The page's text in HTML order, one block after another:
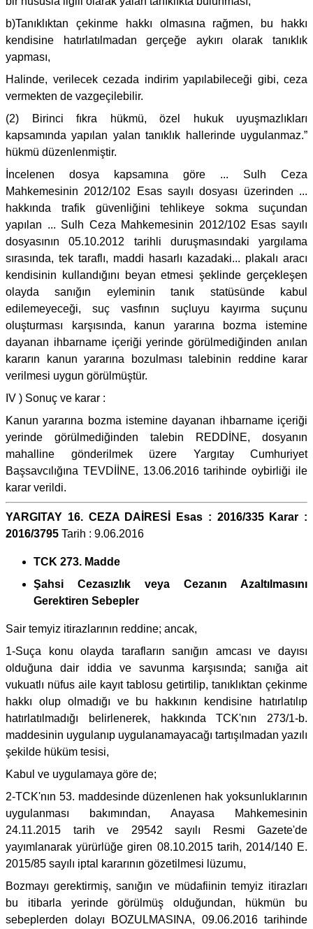
b)Tanıklıktan çekinme hakkı olmasına rağmen, bu hakkı
kendisine hatırlatılmadan gerçeğe aykırı olarak tanıklık
yapması,
Halinde, verilecek cezada indirim yapılabileceği gibi, ceza
vermekten de vazgeçilebilir.
(2) Birinci fıkra hükmü, özel hukuk uyuşmazlıkları
kapsamında yapılan yalan tanıklık hallerinde uygulanmaz.”
hükmü düzenlenmiştir.
İncelenen dosya kapsamına göre ... Sulh Ceza
Mahkemesinin 2012/102 Esas sayılı dosyası üzerinden ...
hakkında trafik güvenliğini tehlikeye sokma suçundan
yapılan ... Sulh Ceza Mahkemesinin 2012/102 Esas sayılı
dosyasının 05.10.2012 tarihli duruşmasındaki yargılama
sırasında, tek taraflı, maddi hasarlı kazadaki... plakalı aracı
kendisinin kullandığını beyan etmesi şeklinde gerçekleşen
olayda sanığın eyleminin tanık statüsünde kabul
edilemeyeceği, suç vasfının suçluyu kayırma suçunu
oluşturması karşısında, kanun yararına bozma istemine
dayanan ihbarname içeriği yerinde görülmediğinden anılan
kararın kanun yararına bozulması talebinin reddine karar
verilmesi uygun görülmüştür.
IV ) Sonuç ve karar :
Kanun yararına bozma istemine dayanan ihbarname içeriği
yerinde görülmediğinden talebin REDDİNE, dosyanın
mahalline gönderilmek üzere Yargıtay Cumhuriyet
Başsavcılığına TEVDİİNE, 13.06.2016 tarihinde oybirliği ile
karar verildi.
YARGITAY 16. CEZA DAİRESİ Esas : 2016/335 Karar :
2016/3795 Tarih : 9.06.2016
TCK 273. Madde
Şahsi Cezasızlık veya Cezanın Azaltılmasını
Gerektiren Sebepler
Sair temyiz itirazlarının reddine; ancak,
1-Suça konu olayda tarafların sanığın amcası ve dayısı
olduğuna dair iddia ve savunma karşısında; sanığa ait
vukuatlı nüfus aile kayıt tablosu getirtilip, tanıklıktan çekinme
hakkı olup olmadığı ve bu hakkının kendisine hatırlatılıp
hatırlatılmadığı belirlenerek, hakkında TCK'nın 273/1-b.
maddesinin uygulanıp uygulanamayacağı tartışılmadan yazılı
şekilde hüküm tesisi,
Kabul ve uygulamaya göre de;
2-TCK'nın 53. maddesinde düzenlenen hak yoksunluklarının
uygulanması bakımından, Anayasa Mahkemesinin
24.11.2015 tarih ve 29542 sayılı Resmi Gazete'de
yayımlanarak yürürlüğe giren 08.10.2015 tarih, 2014/140 E.
2015/85 sayılı iptal kararının gözetilmesi lüzumu,
Bozmayı gerektirmiş, sanığın ve müdafiinin temyiz itirazları
bu itibarla yerinde görülmüş olduğundan, hükmün bu
sebeplerden dolayı BOZULMASINA, 09.06.2016 tarihinde